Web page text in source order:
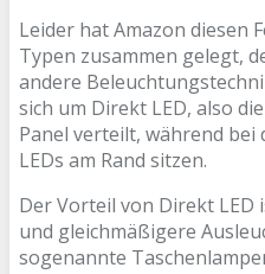
Leider hat Amazon diesen
Typen zusammen gelegt,
andere
sich um Direkt LED, also
Panel verteilt, während
LEDs am Rand sitzen.
Der Vorteil von Direkt LED
und gleichmäßigere
sogenannte